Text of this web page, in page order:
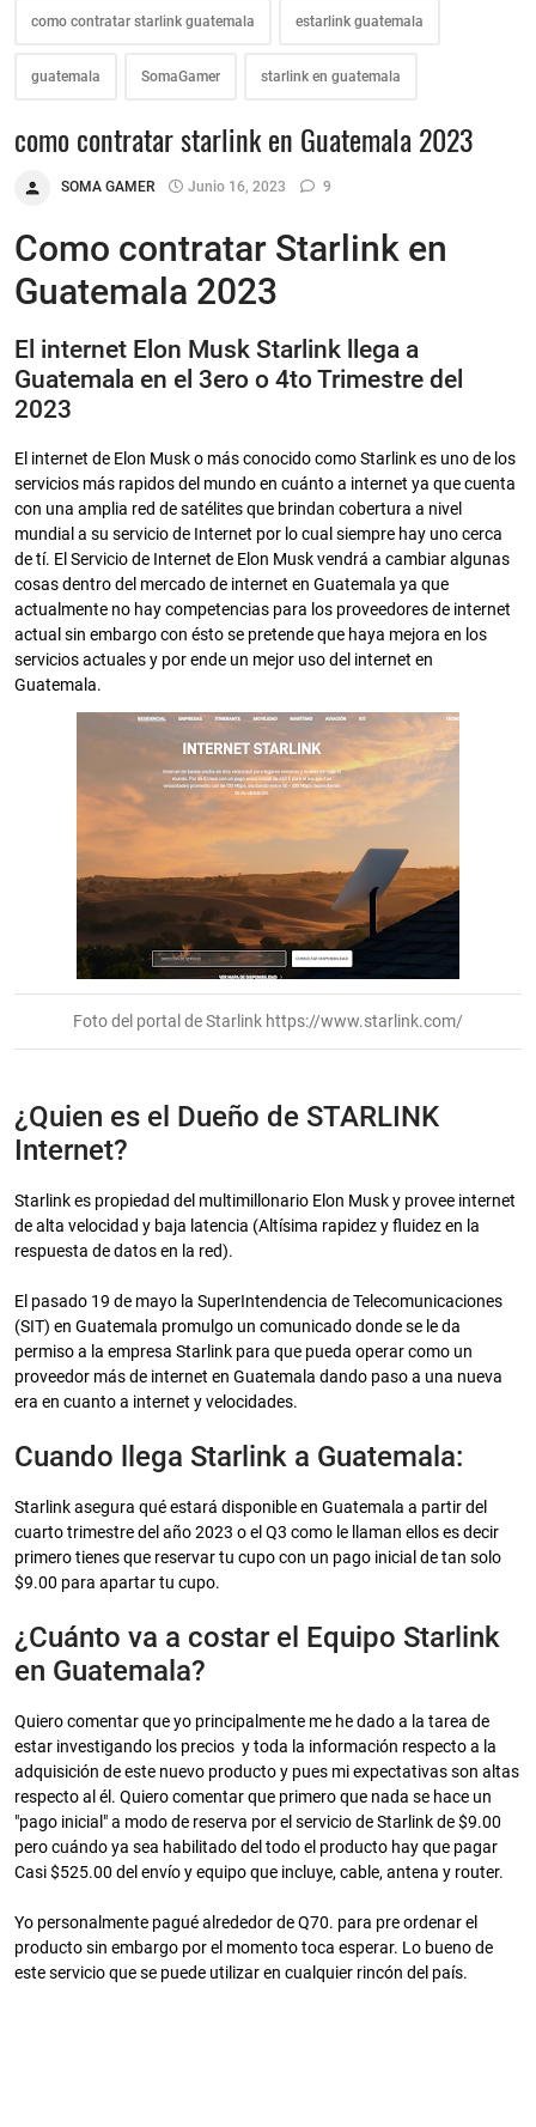
como contratar starlink guatemala estarlink guatemala
guatemala SomaGamer starlink en guatemala
como contratar starlink en Guatemala 2023
SOMA GAMER Junio 16, 2023 9
Como contratar Starlink en
Guatemala 2023
El internet Elon Musk Starlink llega a
Guatemala en el 3ero o 4to Trimestre del
2023
El internet de Elon Musk o más conocido como Starlink es uno de los
servicios más rapidos del mundo en cuánto a internet ya que cuenta
con una amplia red de satélites que brindan cobertura a nivel
mundial a su servicio de Internet por lo cual siempre hay uno cerca
de tí. El Servicio de Internet de Elon Musk vendrá a cambiar algunas
cosas dentro del mercado de internet en Guatemala ya que
actualmente no hay competencias para los proveedores de internet
actual sin embargo con ésto se pretende que haya mejora en los
servicios actuales y por ende un mejor uso del internet en
Guatemala.
Foto del portal de Starlink https://www.starlink.com/
¿Quien es el Dueño de STARLINK
Internet?
Starlink es propiedad del multimillonario Elon Musk y provee internet
de alta velocidad y baja latencia (Altísima rapidez y fluidez en la
respuesta de datos en la red).
El pasado 19 de mayo la SuperIntendencia de Telecomunicaciones
(SIT) en Guatemala promulgo un comunicado donde se le da
permiso a la empresa Starlink para que pueda operar como un
proveedor más de internet en Guatemala dando paso a una nueva
era en cuanto a internet y velocidades.
Cuando llega Starlink a Guatemala:
Starlink asegura qué estará disponible en Guatemala a partir del
cuarto trimestre del año 2023 o el Q3 como le llaman ellos es decir
primero tienes que reservar tu cupo con un pago inicial de tan solo
$9.00 para apartar tu cupo.
¿Cuánto va a costar el Equipo Starlink
en Guatemala?
Quiero comentar que yo principalmente me he dado a la tarea de
estar investigando los precios y toda la información respecto a la
adquisición de este nuevo producto y pues mi expectativas son altas
respecto al él. Quiero comentar que primero que nada se hace un
"pago inicial" a modo de reserva por el servicio de Starlink de $9.00
pero cuándo ya sea habilitado del todo el producto hay que pagar
Casi $525.00 del envío y equipo que incluye, cable, antena y router.
Yo personalmente pagué alrededor de Q70. para pre ordenar el
producto sin embargo por el momento toca esperar. Lo bueno de
este servicio que se puede utilizar en cualquier rincón del país.